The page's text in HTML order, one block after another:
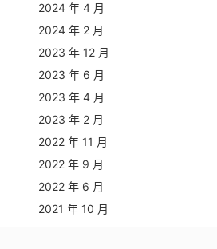
2024 年 4 月
2024 年 2 月
2023 年 12 月
2023 年 6 月
2023 年 4 月
2023 年 2 月
2022 年 11 月
2022 年 9 月
2022 年 6 月
2021 年 10 月